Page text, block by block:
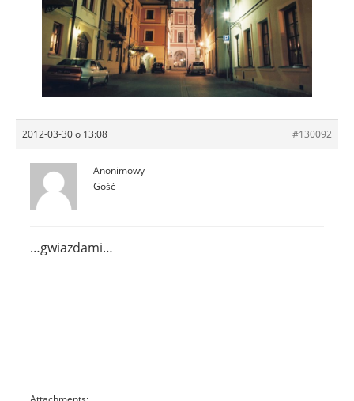
2012-03-30 o 13:08 #130092
Anonimowy
Gość
…gwiazdami…